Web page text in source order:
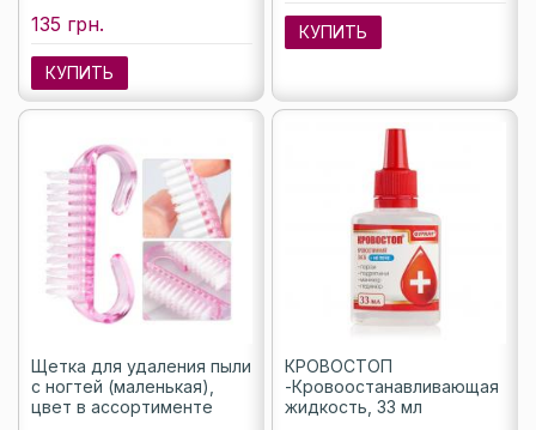
135 грн.
КУПИТЬ
КУПИТЬ
Щетка для удаления пыли
с ногтей (маленькая),
цвет в ассортименте
КРОВОСТОП
-Кровоостанавливающая
жидкость, 33 мл